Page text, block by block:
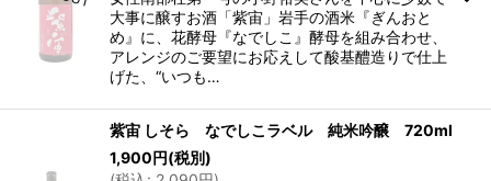
大事に醸すお酒「紫宙」岩手の酒米『ぎんおと
め』に、花酵母『なでしこ』酵母を組み合わせ、
アレンジのご要望にお応えして酸基醴造りで仕上
げた、“いつも…
紫宙 しそら なでしこラベル 純米吟醸 720ml
1,900円(税別)